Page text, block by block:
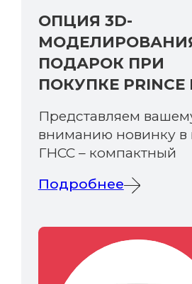
ОПЦИЯ 3D-
ПОДАРОК ПРИ
ПОКУПКЕ PRINCE
Представляем
вниманию новинку в
ГНСС – компактный
Подробнее